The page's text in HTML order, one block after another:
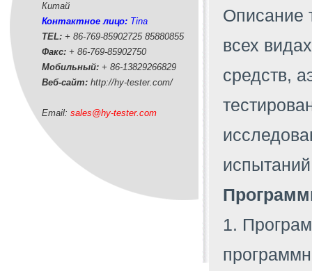
Китай
Контактное лицо: Tina
TEL: + 86-769-85902725 85880855
Факс: + 86-769-85902750
Мобильный: + 86-13829266829
Веб-сайт: http://hy-tester.com/
Email: sales@hy-tester.com
Описание
всех
средств,
1.